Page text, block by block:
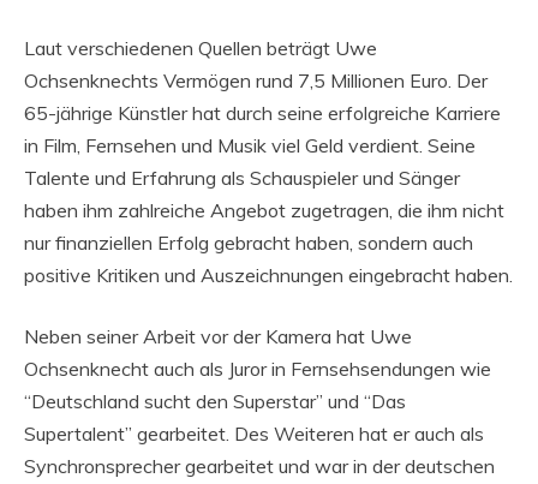
Laut verschiedenen Quellen beträgt Uwe
Ochsenknechts Vermögen rund 7,5 Millionen Euro. Der
65-jährige Künstler hat durch seine erfolgreiche Karriere
in Film, Fernsehen und Musik viel Geld verdient. Seine
Talente und Erfahrung als Schauspieler und Sänger
haben ihm zahlreiche Angebot zugetragen, die ihm nicht
nur finanziellen Erfolg gebracht haben, sondern auch
positive Kritiken und Auszeichnungen eingebracht haben.
Neben seiner Arbeit vor der Kamera hat Uwe
Ochsenknecht auch als Juror in Fernsehsendungen wie
“Deutschland sucht den Superstar” und “Das
Supertalent” gearbeitet. Des Weiteren hat er auch als
Synchronsprecher gearbeitet und war in der deutschen